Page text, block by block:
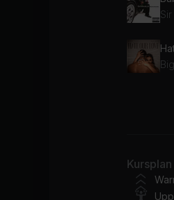
Kursplan